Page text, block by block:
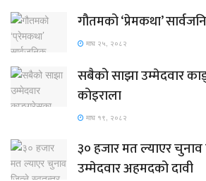
गौतमको ‘प्रेमकथा’
माघ २५, २०८२
सबैको साझा उम्मेदवार
कोइराला
माघ १९, २०८२
३० हजार मत ल्याएर चुनाव
उम्मेदवार अहमदको दावी